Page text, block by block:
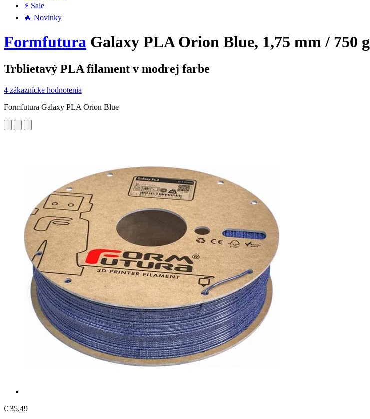
⚡ Sale
🔥 Novinky
Formfutura Galaxy PLA Orion Blue, 1,75 mm / 750 g
Trblietavý PLA filament v modrej farbe
4 zákaznícke hodnotenia
Formfutura Galaxy PLA Orion Blue
€ 35,49